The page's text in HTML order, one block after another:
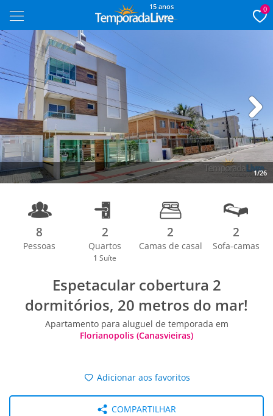
15 anos 0
1/26
Next
8
Pessoas
2
Quartos
1 Suíte
2
Camas de casal
2
Sofa-camas
Espetacular cobertura 2
dormitórios, 20 metros do mar!
Apartamento para aluguel de temporada em
Florianopolis (Canasvieiras)
Adicionar aos favoritos
COMPARTILHAR